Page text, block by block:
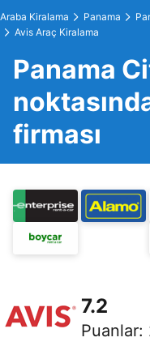
Araba Kiralama Panama
Avis Araç Kiralama
Panama
firması
7.2
Puanlar: